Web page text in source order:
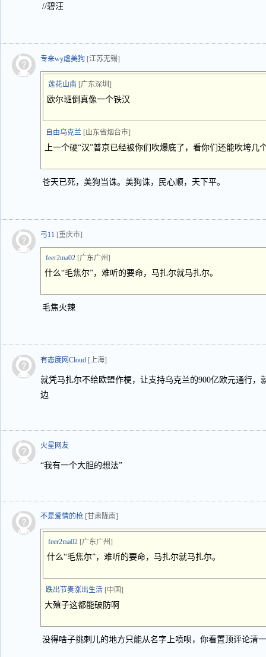
//碧汪
专来wy虐美狗 [江苏无锡]
莲花山南 [广东深圳]
欧尔班倒真像一个铁汉
自由乌克兰 [山东省烟台市]
上一个硬“汉”普京已经被你们吹爆底了，看你们还能吹垮几
苍天已死，美狗当诛。美狗诛，民心顺，天下平。
弓11 [重庆市]
feer2ma02 [广东广州]
什么“毛焦尔”，难听的要命，马扎尔就马扎尔。
毛焦火辣
有态度网Cloud [上海]
就凭马扎尔不给欧盟作梗，让支持乌克兰的900亿欧元通行，
边
火星网友
“我有一个大胆的想法”
不是爱情的枪 [甘肃陇南]
feer2ma02 [广东广州]
什么“毛焦尔”，难听的要命，马扎尔就马扎尔。
跌出节奏涨出生活 [中国]
大殖子这都能破防啊
没得啥子挑刺儿的地方只能从名字上喷呗，你看置顶评论清